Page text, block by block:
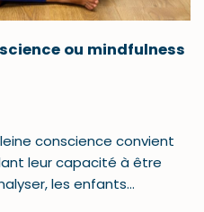
ou mindfulness
conscience convient
leur capacité à être
les enfants…